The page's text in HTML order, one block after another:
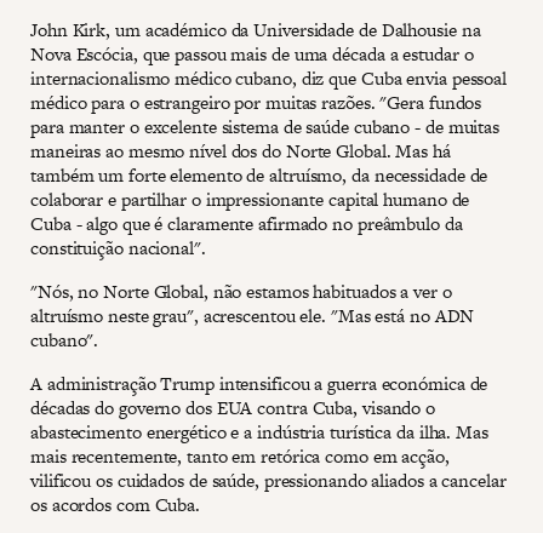
John Kirk, um académico da Universidade de Dalhousie na
Nova Escócia, que passou mais de uma década a estudar o
internacionalismo médico cubano, diz que Cuba envia pessoal
médico para o estrangeiro por muitas razões. "Gera fundos
para manter o excelente sistema de saúde cubano - de muitas
maneiras ao mesmo nível dos do Norte Global. Mas há
também um forte elemento de altruísmo, da necessidade de
colaborar e partilhar o impressionante capital humano de
Cuba - algo que é claramente afirmado no preâmbulo da
constituição nacional".
"Nós, no Norte Global, não estamos habituados a ver o
altruísmo neste grau", acrescentou ele. "Mas está no ADN
cubano".
A administração Trump intensificou a guerra económica de
décadas do governo dos EUA contra Cuba, visando o
abastecimento energético e a indústria turística da ilha. Mas
mais recentemente, tanto em retórica como em acção,
vilificou os cuidados de saúde, pressionando aliados a cancelar
os acordos com Cuba.